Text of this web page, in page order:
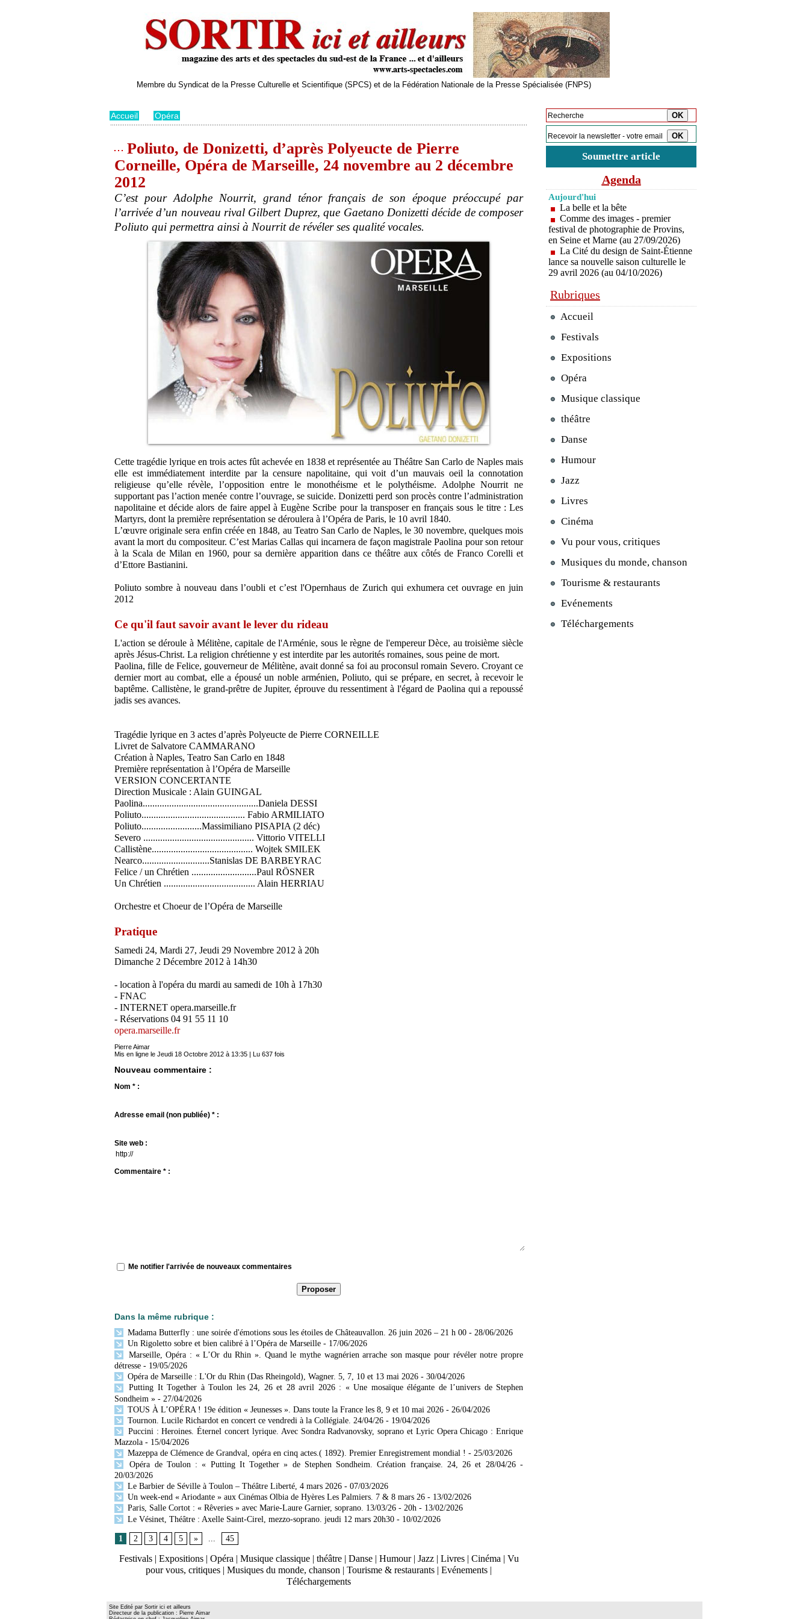
Membre du Syndicat de la Presse Culturelle et Scientifique (SPCS) et de la Fédération Nationale de la Presse Spécialisée (FNPS)
Accueil Opéra
Poliuto, de Donizetti, d’après Polyeucte de Pierre
Corneille, Opéra de Marseille, 24 novembre au 2 décembre
2012
C’est pour Adolphe Nourrit, grand ténor français de son époque préoccupé par
l’arrivée d’un nouveau rival Gilbert Duprez, que Gaetano Donizetti décide de composer
Poliuto qui permettra ainsi à Nourrit de révéler ses qualité vocales.
Cette tragédie lyrique en trois actes fût achevée en 1838 et représentée au Théâtre San Carlo de Naples mais
elle est immédiatement interdite par la censure napolitaine, qui voit d’un mauvais oeil la connotation
religieuse qu’elle révèle, l’opposition entre le monothéisme et le polythéisme. Adolphe Nourrit ne
supportant pas l’action menée contre l’ouvrage, se suicide. Donizetti perd son procès contre l’administration
napolitaine et décide alors de faire appel à Eugène Scribe pour la transposer en français sous le titre : Les
Martyrs, dont la première représentation se déroulera à l’Opéra de Paris, le 10 avril 1840.
L’œuvre originale sera enfin créée en 1848, au Teatro San Carlo de Naples, le 30 novembre, quelques mois
avant la mort du compositeur. C’est Marias Callas qui incarnera de façon magistrale Paolina pour son retour
à la Scala de Milan en 1960, pour sa dernière apparition dans ce théâtre aux côtés de Franco Corelli et
d’Ettore Bastianini.
Poliuto sombre à nouveau dans l’oubli et c’est l'Opernhaus de Zurich qui exhumera cet ouvrage en juin
2012
Ce qu'il faut savoir avant le lever du rideau
L'action se déroule à Mélitène, capitale de l'Arménie, sous le règne de l'empereur Dèce, au troisième siècle
après Jésus-Christ. La religion chrétienne y est interdite par les autorités romaines, sous peine de mort.
Paolina, fille de Felice, gouverneur de Mélitène, avait donné sa foi au proconsul romain Severo. Croyant ce
dernier mort au combat, elle a épousé un noble arménien, Poliuto, qui se prépare, en secret, à recevoir le
baptême. Callistène, le grand-prêtre de Jupiter, éprouve du ressentiment à l'égard de Paolina qui a repoussé
jadis ses avances.
Tragédie lyrique en 3 actes d’après Polyeucte de Pierre CORNEILLE
Livret de Salvatore CAMMARANO
Création à Naples, Teatro San Carlo en 1848
Première représentation à l’Opéra de Marseille
VERSION CONCERTANTE
Direction Musicale : Alain GUINGAL
Paolina................................................Daniela DESSI
Poliuto........................................... Fabio ARMILIATO
Poliuto.........................Massimiliano PISAPIA (2 déc)
Severo .............................................. Vittorio VITELLI
Callistène.......................................... Wojtek SMILEK
Nearco............................Stanislas DE BARBEYRAC
Felice / un Chrétien ...........................Paul RÖSNER
Un Chrétien ...................................... Alain HERRIAU
Orchestre et Choeur de l’Opéra de Marseille
Pratique
Samedi 24, Mardi 27, Jeudi 29 Novembre 2012 à 20h
Dimanche 2 Décembre 2012 à 14h30
- location à l'opéra du mardi au samedi de 10h à 17h30
- FNAC
- INTERNET opera.marseille.fr
- Réservations 04 91 55 11 10
opera.marseille.fr
Pierre Aimar
Mis en ligne le Jeudi 18 Octobre 2012 à 13:35 | Lu 637 fois
Nouveau commentaire :
Nom * :
Adresse email (non publiée) * :
Site web :
Commentaire * :
Me notifier l'arrivée de nouveaux commentaires
Dans la même rubrique :
Madama Butterfly : une soirée d'émotions sous les étoiles de Châteauvallon. 26 juin 2026 – 21 h 00 - 28/06/2026
Un Rigoletto sobre et bien calibré à l’Opéra de Marseille - 17/06/2026
Marseille, Opéra : « L’Or du Rhin ». Quand le mythe wagnérien arrache son masque pour révéler notre propre
détresse - 19/05/2026
Opéra de Marseille : L'Or du Rhin (Das Rheingold), Wagner. 5, 7, 10 et 13 mai 2026 - 30/04/2026
Putting It Together à Toulon les 24, 26 et 28 avril 2026 : « Une mosaïque élégante de l’univers de Stephen
Sondheim » - 27/04/2026
TOUS À L’OPÉRA ! 19e édition « Jeunesses ». Dans toute la France les 8, 9 et 10 mai 2026 - 26/04/2026
Tournon. Lucile Richardot en concert ce vendredi à la Collégiale. 24/04/26 - 19/04/2026
Puccini : Heroines. Éternel concert lyrique. Avec Sondra Radvanovsky, soprano et Lyric Opera Chicago : Enrique
Mazzola - 15/04/2026
Mazeppa de Clémence de Grandval, opéra en cinq actes.( 1892). Premier Enregistrement mondial ! - 25/03/2026
Opéra de Toulon : « Putting It Together » de Stephen Sondheim. Création française. 24, 26 et 28/04/26 -
20/03/2026
Le Barbier de Séville à Toulon – Théâtre Liberté, 4 mars 2026 - 07/03/2026
Un week-end « Ariodante » aux Cinémas Olbia de Hyères Les Palmiers. 7 & 8 mars 26 - 13/02/2026
Paris, Salle Cortot : « Rêveries » avec Marie-Laure Garnier, soprano. 13/03/26 - 20h - 13/02/2026
Le Vésinet, Théâtre : Axelle Saint-Cirel, mezzo-soprano. jeudi 12 mars 20h30 - 10/02/2026
1 2 3 4 5 » ... 45
Festivals | Expositions | Opéra | Musique classique | théâtre | Danse | Humour | Jazz | Livres | Cinéma | Vu
pour vous, critiques | Musiques du monde, chanson | Tourisme & restaurants | Evénements |
Téléchargements
Soumettre article
Agenda
Aujourd'hui
La belle et la bête
Comme des images - premier
festival de photographie de Provins,
en Seine et Marne (au 27/09/2026)
La Cité du design de Saint-Étienne
lance sa nouvelle saison culturelle le
29 avril 2026 (au 04/10/2026)
Rubriques
Accueil
Festivals
Expositions
Opéra
Musique classique
théâtre
Danse
Humour
Jazz
Livres
Cinéma
Vu pour vous, critiques
Musiques du monde, chanson
Tourisme & restaurants
Evénements
Téléchargements
Site Edité par Sortir ici et ailleurs
Directeur de la publication : Pierre Aimar